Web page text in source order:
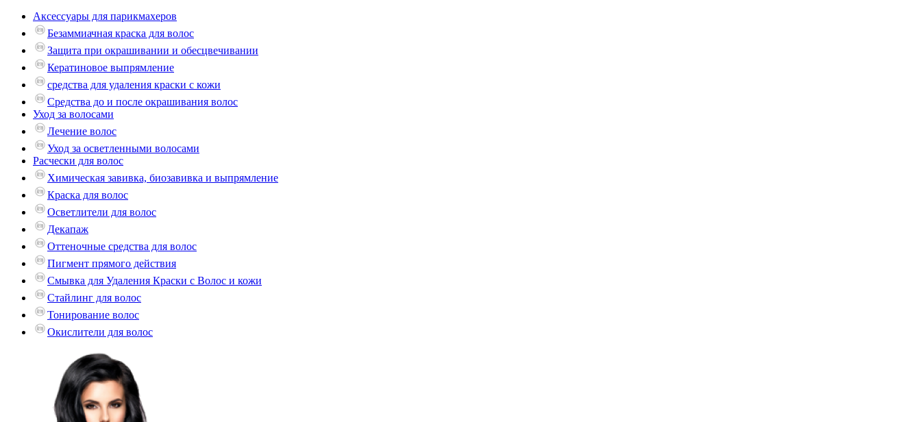
Аксессуары для парикмахеров
Безаммиачная краска для волос
Защита при окрашивании и обесцвечивании
Кератиновое выпрямление
средства для удаления краски с кожи
Средства до и после окрашивания волос
Уход за волосами
Лечение волос
Уход за осветленными волосами
Расчески для волос
Химическая завивка, биозавивка и выпрямление
Краска для волос
Осветлители для волос
Декапаж
Оттеночные средства для волос
Пигмент прямого действия
Смывка для Удаления Краски с Волос и кожи
Стайлинг для волос
Тонирование волос
Окислители для волос